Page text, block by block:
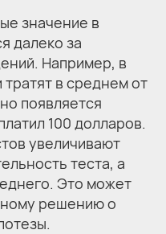
значение в
далеко за
Например, в
в среднем от
появляется
100 долларов.
увеличивают
теста, а
Это может
решению о